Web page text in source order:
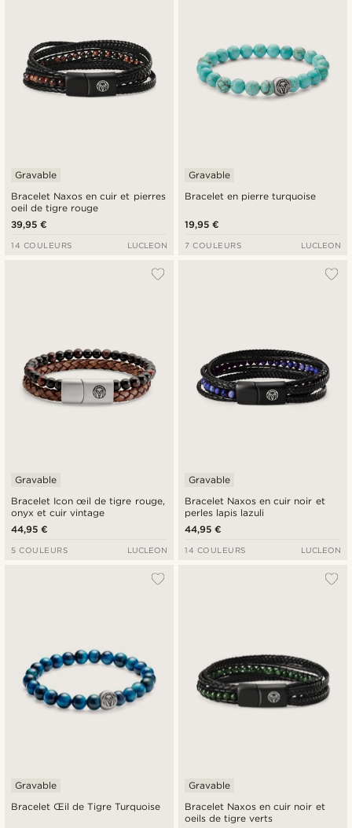
Bracelet Naxos en cuir et pierres
oeil de tigre rouge
Gravable
39,95 €
14 COULEURS LUCLEON
Bracelet en pierre turquoise
Gravable
19,95 €
7 COULEURS LUCLEON
Bracelet Icon œil de tigre rouge,
onyx et cuir vintage
Gravable
44,95 €
5 COULEURS LUCLEON
Bracelet Naxos en cuir noir et
perles lapis lazuli
Gravable
44,95 €
14 COULEURS LUCLEON
Bracelet Œil de Tigre Turquoise
Gravable
Bracelet Naxos en cuir noir et
oeils de tigre verts
Gravable